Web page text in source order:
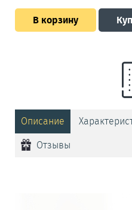
В корзину
Описание
Отзывы